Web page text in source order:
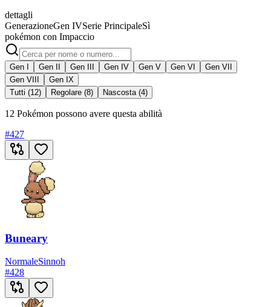
dettagli
GenerazioneGen IVSerie PrincipaleSì
pokémon con Impaccio
Gen I Gen II Gen III Gen IV Gen V Gen VI
Gen VII
Gen VIII
Gen IX
Tutti (12)
Regolare (8) Nascosta (4)
12 Pokémon possono avere questa abilità
#427
Buneary
NormaleSinnoh
#428